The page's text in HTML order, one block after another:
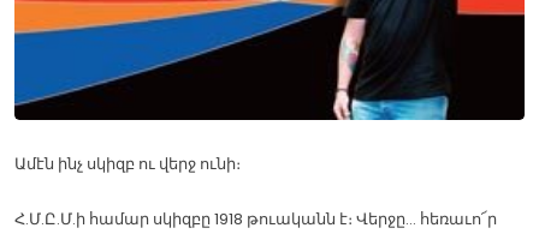
Ամէն ինչ սկիզբ ու վերջ ունի։
Հ.Մ.Ը.Մ.ի համար սկիզբը 1918 թուականն է։ Վերջը… հեռաւո՜ր